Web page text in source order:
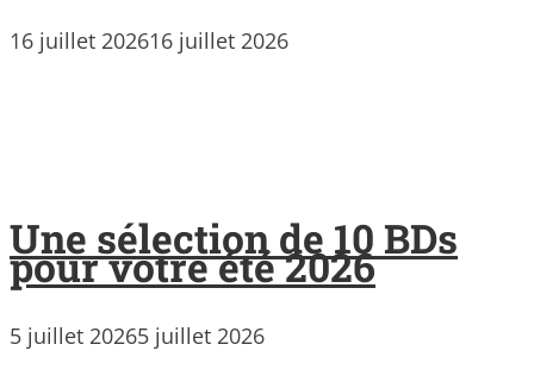
16 juillet 202616 juillet 2026
Une sélection de 10 BDs
pour votre été 2026
5 juillet 20265 juillet 2026